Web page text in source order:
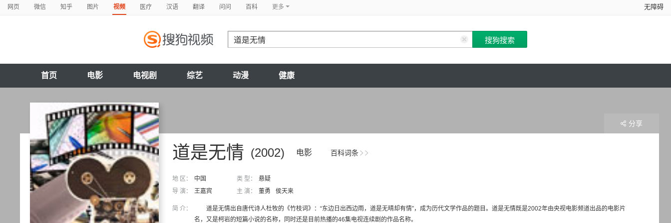
网页 微信 知乎 图片 视频 医疗 汉语 翻译 问问 百科 更多 无障碍
首页 电影 电视剧 综艺 动漫 健康
百科词条
(2002) 电影
道是无情
地 区： 中国 类 型：
悬疑
导 演：
王嘉宾 主 演： 董勇 侯天来
简 介：
道是无情出自唐代诗人杜牧的《竹枝词》：“东边日出西边雨，道是无晴却有情”，成为历代文学作品的题目。道是无情既是2002年由央视电影频道出品的电影片
名，又是柯岩的短篇小说的名称，同时还是目前热播的46集电视连续剧的作品名称。
分享